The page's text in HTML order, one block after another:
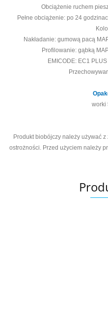
Obciążenie ruchem
Pełne obciążenie: po 24
Nakładanie: gumową pacą
Profilowanie: gąbką
EMICODE: EC1
worki
Produkt biobójczy należy używać
ostrożności. Przed użyciem należy